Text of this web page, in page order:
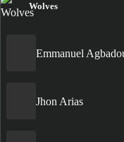
Wolves
Emmanuel
Jhon Arias